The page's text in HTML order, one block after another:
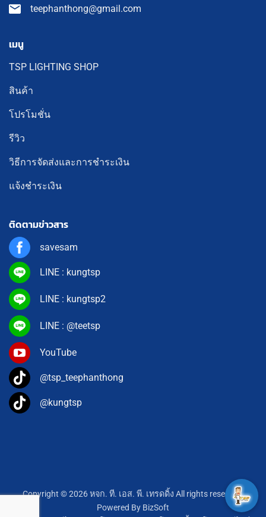
teephanthong@gmail.com
เมนู
TSP LIGHTING SHOP
สินค้า
โปรโมชั่น
รีวิว
วิธีการจัดส่งและการชำระเงิน
แจ้งชำระเงิน
ติดตามข่าวสาร
savesam
LINE : kungtsp
LINE : kungtsp2
LINE : @teetsp
YouTube
@tsp_teephanthong
@kungtsp
Copyright © 2026 หจก. ที. เอส. พี. เทรดดิ้ง All rights reserved.
Powered By BizSoft